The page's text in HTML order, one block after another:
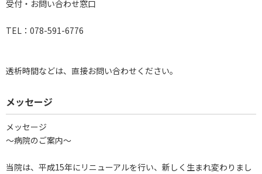
受付・お問い合わせ窓口
TEL：078-591-6776
透析時間などは、直接お問い合わせください。
メッセージ
メッセージ
～病院のご案内～
当院は、平成15年にリニューアルを行い、新しく生まれ変わりまし